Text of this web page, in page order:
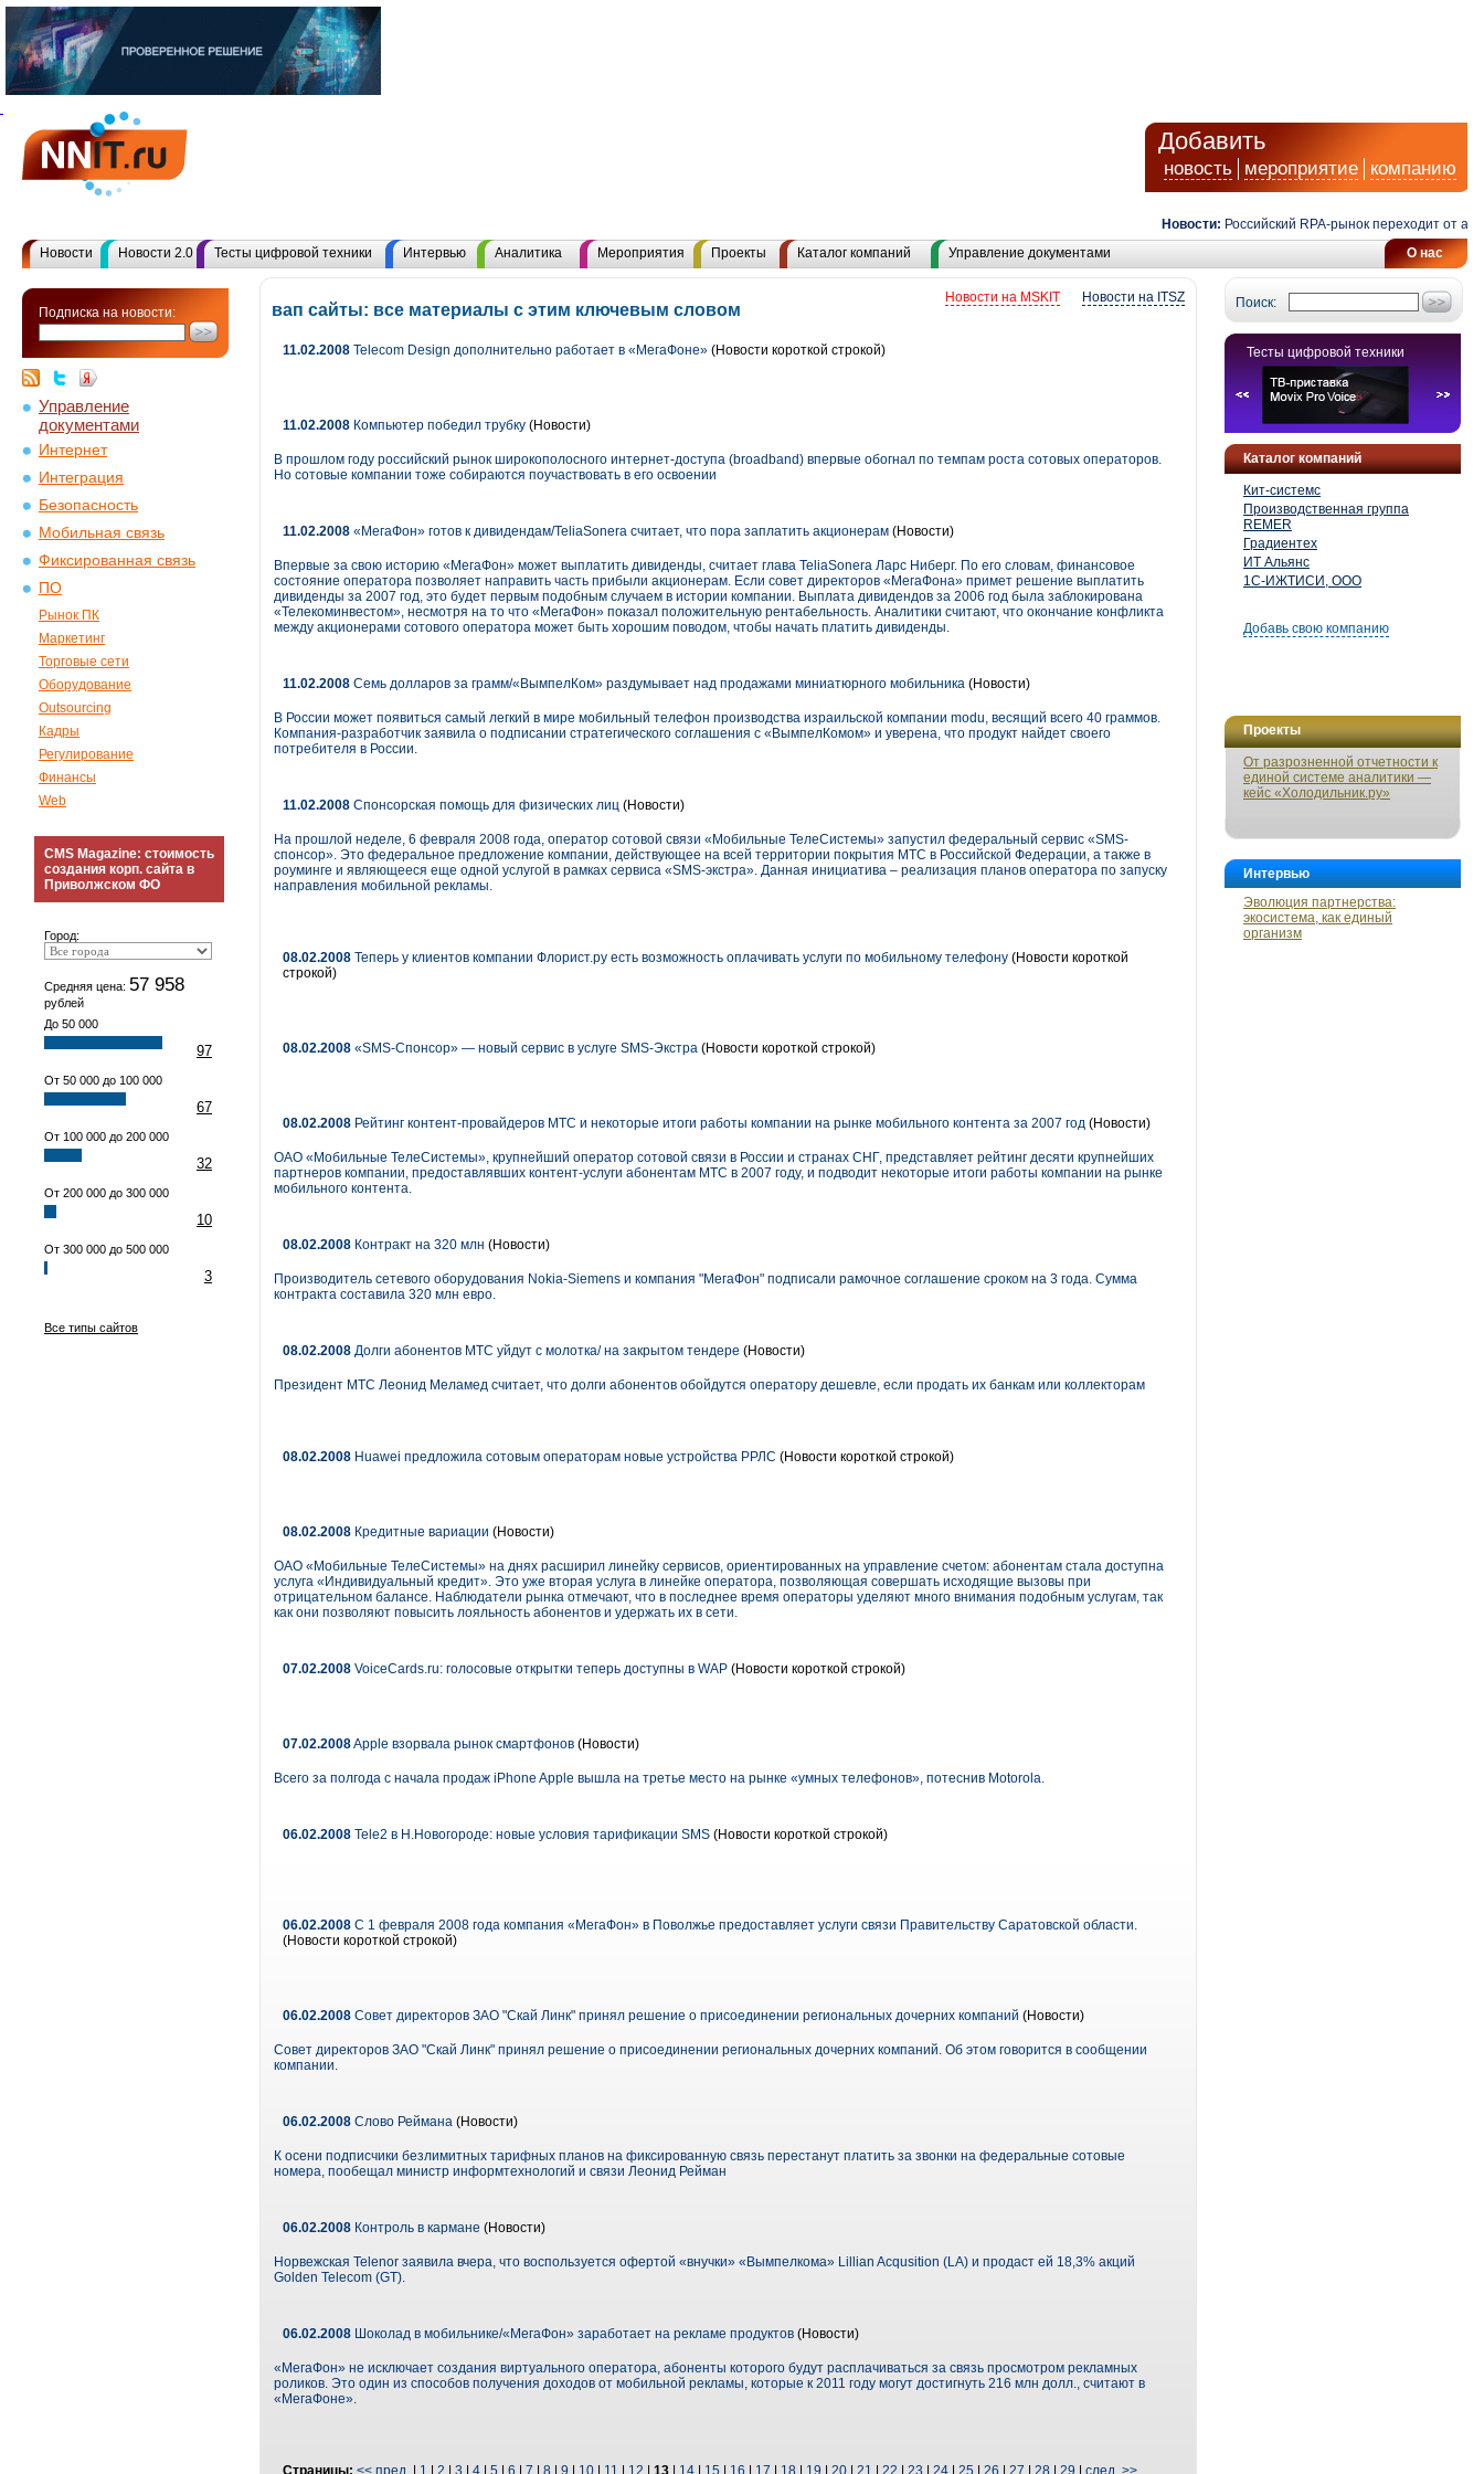
Добавить
новость мероприятие компанию
Новости: Российский RPA-рынок переходит от
О нас
Новости Новости 2.0 Тесты цифровой техники Интервью Аналитика Мероприятия Проекты Каталог компаний Управление документами
Подписка на новости:
Управление
документами
Интернет
Интеграция
Безопасность
Мобильная связь
Фиксированная связь
ПО
Рынок ПК
Маркетинг
Торговые сети
Оборудование
Outsourcing
Кадры
Регулирование
Финансы
Web
CMS Magazine: стоимость
создания корп. сайта в
Приволжском ФО
Город:
Средняя цена: 57 958
рублей
До 50 000
97
От 50 000 до 100 000
67
От 100 000 до 200 000
32
От 200 000 до 300 000
10
От 300 000 до 500 000
3
Все типы сайтов
Поиск:
Тесты цифровой техники
Каталог компаний
Кит-системс
Производственная группа
REMER
Градиентех
ИТ Альянс
1С-ИЖТИСИ, ООО
Добавь свою компанию
Проекты
От разрозненной отчетности к
единой системе аналитики —
кейс «Холодильник.ру»
Интервью
Эволюция партнерства:
экосистема, как единый
организм
Новости на ITSZ
Новости на MSKIT
вап сайты: все материалы с этим ключевым словом
11.02.2008 Telecom Design дополнительно работает в «МегаФоне» (Новости короткой строкой)
11.02.2008 Компьютер победил трубку (Новости)
В прошлом году российский рынок широкополосного интернет-доступа (broadband) впервые обогнал по темпам роста сотовых операторов.
Но сотовые компании тоже собираются поучаствовать в его освоении
11.02.2008 «МегаФон» готов к дивидендам/TeliaSonera считает, что пора заплатить акционерам (Новости)
Впервые за свою историю «МегаФон» может выплатить дивиденды, считает глава TeliaSonerа Ларс Ниберг. По его словам, финансовое
состояние оператора позволяет направить часть прибыли акционерам. Если совет директоров «МегаФона» примет решение выплатить
дивиденды за 2007 год, это будет первым подобным случаем в истории компании. Выплата дивидендов за 2006 год была заблокирована
«Телеком­инвестом», несмотря на то что «МегаФон» показал положительную рентабельность. Аналитики считают, что окончание конфликта
между акционерами сотового оператора может быть хорошим поводом, чтобы начать платить дивиденды.
11.02.2008 Семь долларов за грамм/«ВымпелКом» раздумывает над продажами миниатюрного мобильника (Новости)
В России может появиться самый легкий в мире мобильный телефон производства израильской компании modu, весящий всего 40 граммов.
Компания-разработчик заявила о подписании стратегического соглашения с «ВымпелКомом» и уверена, что продукт найдет своего
потребителя в России.
11.02.2008 Спонсорская помощь для физических лиц (Новости)
На прошлой неделе, 6 февраля 2008 года, оператор сотовой связи «Мобильные ТелеСистемы» запустил федеральный сервис «SMS-
спонсор». Это федеральное предложение компании, действующее на всей территории покрытия МТС в Российской Федерации, а также в
роуминге и являющееся еще одной услугой в рамках сервиса «SMS-экстра». Данная инициатива – реализация планов оператора по запуску
направления мобильной рекламы.
08.02.2008 Теперь у клиентов компании Флорист.ру есть возможность оплачивать услуги по мобильному телефону (Новости короткой
строкой)
08.02.2008 «SMS-Спонсор» — новый сервис в услуге SMS-Экстра (Новости короткой строкой)
08.02.2008 Рейтинг контент-провайдеров МТС и некоторые итоги работы компании на рынке мобильного контента за 2007 год (Новости)
ОАО «Мобильные ТелеСистемы», крупнейший оператор сотовой связи в России и странах СНГ, представляет рейтинг десяти крупнейших
партнеров компании, предоставлявших контент-услуги абонентам МТС в 2007 году, и подводит некоторые итоги работы компании на рынке
мобильного контента.
08.02.2008 Контракт на 320 млн (Новости)
Производитель сетевого оборудования Nokia-Siemens и компания "МегаФон" подписали рамочное соглашение сроком на 3 года. Сумма
контракта составила 320 млн евро.
08.02.2008 Долги абонентов МТС уйдут с молотка/ на закрытом тендере (Новости)
Президент МТС Леонид Меламед считает, что долги абонентов обойдутся оператору дешевле, если продать их банкам или коллекторам
08.02.2008 Huawei предложила сотовым операторам новые устройства РРЛС (Новости короткой строкой)
08.02.2008 Кредитные вариации (Новости)
ОАО «Мобильные ТелеСистемы» на днях расширил линейку сервисов, ориентированных на управление счетом: абонентам стала доступна
услуга «Индивидуальный кредит». Это уже вторая услуга в линейке оператора, позволяющая совершать исходящие вызовы при
отрицательном балансе. Наблюдатели рынка отмечают, что в последнее время операторы уделяют много внимания подобным услугам, так
как они позволяют повысить лояльность абонентов и удержать их в сети.
07.02.2008 VoiceCards.ru: голосовые открытки теперь доступны в WAP (Новости короткой строкой)
07.02.2008Apple взорвала рынок смартфонов (Новости)
Всего за полгода с начала продаж iPhone Apple вышла на третье место на рынке «умных телефонов», потеснив Motorola.
06.02.2008 Tele2 в Н.Новогороде: новые условия тарификации SMS (Новости короткой строкой)
06.02.2008 С 1 февраля 2008 года компания «МегаФон» в Поволжье предоставляет услуги связи Правительству Саратовской области.
(Новости короткой строкой)
06.02.2008 Совет директоров ЗАО "Скай Линк" принял решение о присоединении региональных дочерних компаний (Новости)
Совет директоров ЗАО "Скай Линк" принял решение о присоединении региональных дочерних компаний. Об этом говорится в сообщении
компании.
06.02.2008 Слово Реймана (Новости)
К осени подписчики безлимитных тарифных планов на фиксированную связь перестанут платить за звонки на федеральные сотовые
номера, пообещал министр информтехнологий и связи Леонид Рейман
06.02.2008 Контроль в кармане (Новости)
Норвежская Telenor заявила вчера, что воспользуется офертой «внучки» «Вымпелкома» Lillian Acqusition (LA) и продаст ей 18,3% акций
Golden Telecom (GT).
06.02.2008 Шоколад в мобильнике/«МегаФон» заработает на рекламе продуктов (Новости)
«МегаФон» не исключает создания виртуального оператора, абоненты которого будут расплачиваться за связь просмотром рекламных
роликов. Это один из способов получения доходов от мобильной рекламы, которые к 2011 го­ду могут достигнуть 216 млн долл., считают в
«МегаФоне».
Страницы: << пред. 1 2 3 4 5 6 7 8 9 10 11 12 13 14 15 16 17 18 19 20 21 22 23 24 25 26 27 28 29 след. >>